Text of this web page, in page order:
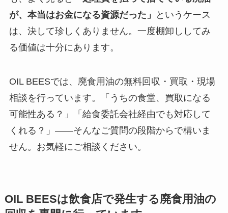
が、本当はお金になる資源だった」
というケース
は、決して珍しくありません。一度棚卸ししてみ
る価値は十分にあります。
OIL BEESでは、廃食用油の無料回収・買取・現場
相談を行っています。「うちの食堂、買取になる
可能性ある？」「給食委託会社経由でも対応して
くれる？」——そんなご質問の段階からで構いま
せん。お気軽にご相談ください。
OIL BEESは飲食店で発生する廃食用油の